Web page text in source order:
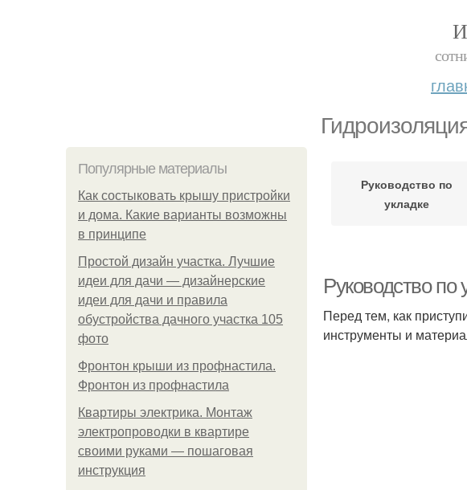
Популярные материалы
Как состыковать крышу пристройки
и дома. Какие варианты возможны
в принципе
Простой дизайн участка. Лучшие
идеи для дачи — дизайнерские
идеи для дачи и правила
обустройства дачного участка 105
фото
Фронтон крыши из профнастила.
Фронтон из профнастила
Квартиры электрика. Монтаж
электропроводки в квартире
своими руками — пошаговая
инструкция
Руководство по
укладке
Руководство
Перед тем, как
инструменты и